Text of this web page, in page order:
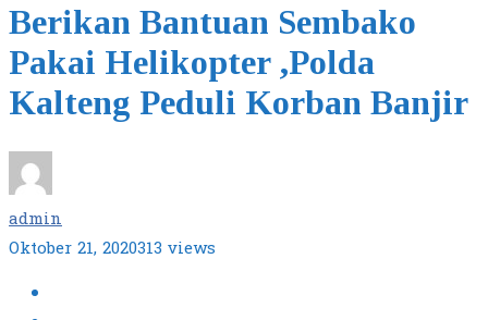
Berikan Bantuan Sembako
Pakai Helikopter ,Polda
Kalteng Peduli Korban Banjir
admin
Oktober 21, 2020313 views